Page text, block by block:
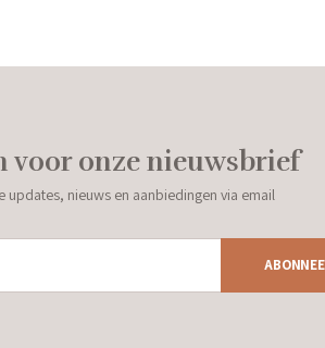
voor onze nieuwsbrief
updates, nieuws en aanbiedingen via email